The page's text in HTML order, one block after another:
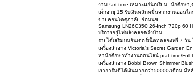
งานPart-time เหมาะแก่นักเรียน ,นักศึกษ
เด็กอายุ 15 รับเงินหลักหมื่นจากงานออนไ
ขายคอนโดศุภาลัย อ่อนนุข
Samsung LN26C350 26-Inch 720p 60
บริการอยู่ไฟหลังคลอดถึงบ้าน
รายได้เสริมบนอินเตอร์เน็ตทดลองฟรี 7 วัน
เครื่องสำอาง Victoria's Secret Garden
หานักศึกษาทำงานออนไลน์ prat-time/Full-
เครื่องสำอาง Bobbi Brown Shimmer
เราการันตีได้เงินมากกว่า50000/เดือน มี